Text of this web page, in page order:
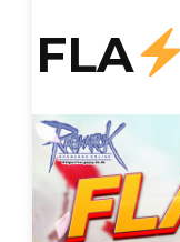
FLA